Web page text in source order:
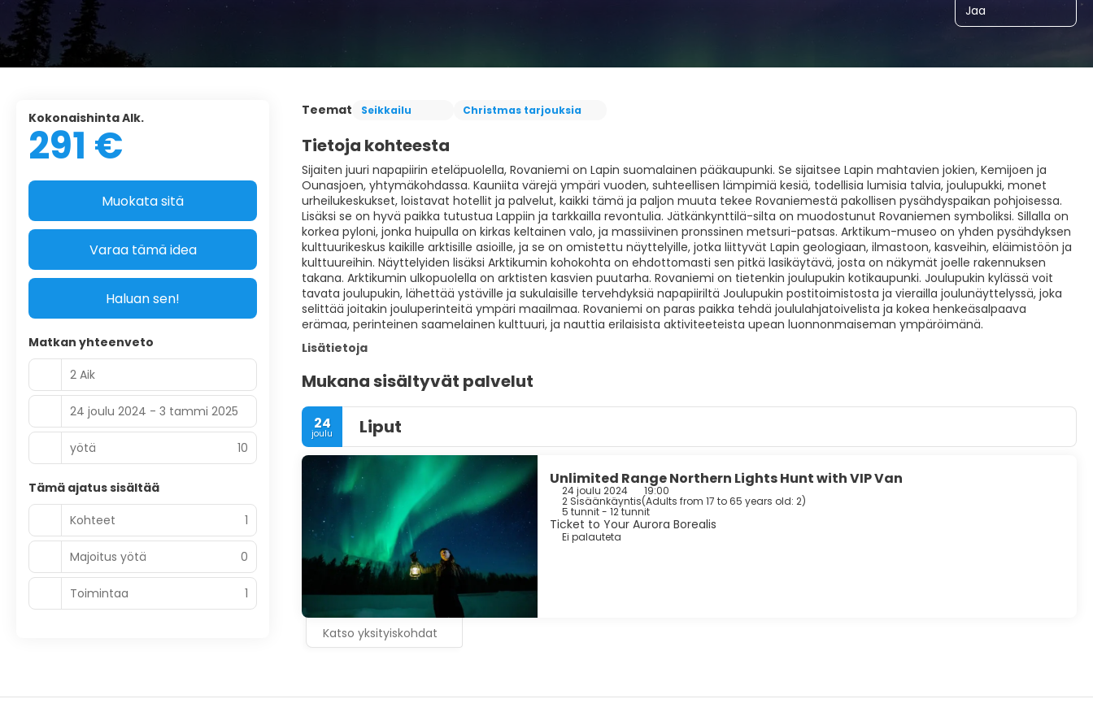
Jaa
Teemat Seikkailu Christmas tarjouksia
Tietoja kohteesta
Sijaiten juuri napapiirin eteläpuolella, Rovaniemi on Lapin suomalainen pääkaupunki. Se sijaitsee Lapin mahtavien jokien, Kemijoen ja
Ounasjoen, yhtymäkohdassa. Kauniita värejä ympäri vuoden, suhteellisen lämpimiä kesiä, todellisia lumisia talvia, joulupukki, monet
urheilukeskukset, loistavat hotellit ja palvelut, kaikki tämä ja paljon muuta tekee Rovaniemestä pakollisen pysähdyspaikan pohjoisessa.
Lisäksi se on hyvä paikka tutustua Lappiin ja tarkkailla revontulia. Jätkänkynttilä-silta on muodostunut Rovaniemen symboliksi. Sillalla on
korkea pyloni, jonka huipulla on kirkas keltainen valo, ja massiivinen pronssinen metsuri-patsas. Arktikum-museo on yhden pysähdyksen
kulttuurikeskus kaikille arktisille asioille, ja se on omistettu näyttelyille, jotka liittyvät Lapin geologiaan, ilmastoon, kasveihin, eläimistöön ja
kulttuureihin. Näyttelyiden lisäksi Arktikumin kohokohta on ehdottomasti sen pitkä lasikäytävä, josta on näkymät joelle rakennuksen
takana. Arktikumin ulkopuolella on arktisten kasvien puutarha. Rovaniemi on tietenkin joulupukin kotikaupunki. Joulupukin kylässä voit
tavata joulupukin, lähettää ystäville ja sukulaisille tervehdyksiä napapiiriltä Joulupukin postitoimistosta ja vierailla joulunäyttelyssä, joka
selittää joitakin jouluperinteitä ympäri maailmaa. Rovaniemi on paras paikka tehdä joululahjatoivelista ja kokea henkeäsalpaava
erämaa, perinteinen saamelainen kulttuuri, ja nauttia erilaisista aktiviteeteista upean luonnonmaiseman ympäröimänä.
Lisätietoja
Mukana sisältyvät palvelut
24
joulu Liput
Unlimited Range Northern Lights Hunt with VIP Van
24 joulu 2024 19:00
2 Sisäänkäyntis(Adults from 17 to 65 years old: 2)
5 tunnit - 12 tunnit
Ticket to Your Aurora Borealis
Ei palauteta
Katso yksityiskohdat
Kokonaishinta Alk.
291 €
Muokata sitä
Varaa tämä idea
Haluan sen!
Matkan yhteenveto
2 Aik
24 joulu 2024 - 3 tammi 2025
yötä 10
Tämä ajatus sisältää
Kohteet
1
Majoitus yötä 0
Toimintaa 1